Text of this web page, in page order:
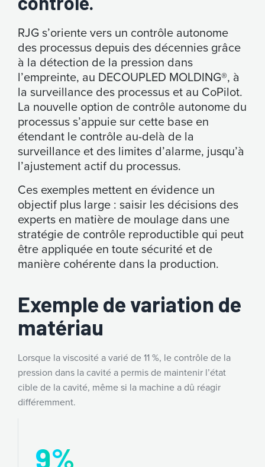
RJG s’oriente vers un contrôle autonome
des processus depuis des décennies grâce
à la détection de la pression dans
l’empreinte, au DECOUPLED MOLDING®, à
la surveillance des processus et au CoPilot.
La nouvelle option de contrôle autonome du
processus s’appuie sur cette base en
étendant le contrôle au-delà de la
surveillance et des limites d’alarme, jusqu’à
l’ajustement actif du processus.
Ces exemples mettent en évidence un
objectif plus large : saisir les décisions des
experts en matière de moulage dans une
stratégie de contrôle reproductible qui peut
être appliquée en toute sécurité et de
manière cohérente dans la production.
Exemple de variation de
matériau
Lorsque la viscosité a varié de 11 %, le contrôle de la
pression dans la cavité a permis de maintenir l’état
cible de la cavité, même si la machine a dû réagir
différemment.
10%